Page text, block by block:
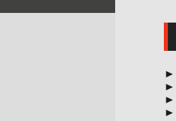
►
►
►
►